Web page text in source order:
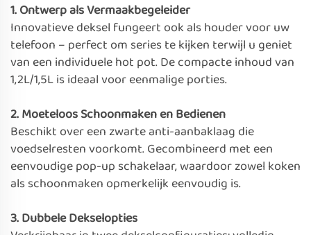
1. Ontwerp als Vermaakbegeleider
Innovatieve deksel fungeert ook als houder voor uw
telefoon – perfect om series te kijken terwijl u geniet
van een individuele hot pot. De compacte inhoud van
1,2L/1,5L is ideaal voor eenmalige porties.
2. Moeteloos Schoonmaken en Bedienen
Beschikt over een zwarte anti-aanbaklaag die
voedselresten voorkomt. Gecombineerd met een
eenvoudige pop-up schakelaar, waardoor zowel koken
als schoonmaken opmerkelijk eenvoudig is.
3. Dubbele Dekselopties